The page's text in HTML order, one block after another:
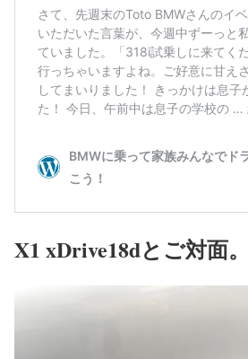
X1 xDrive18dとご対面。